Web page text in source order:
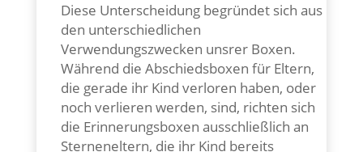
Diese Unterscheidung begründet sich aus
den unterschiedlichen
Verwendungszwecken unsrer Boxen.
Während die Abschiedsboxen für Eltern,
die gerade ihr Kind verloren haben, oder
noch verlieren werden, sind, richten sich
die Erinnerungsboxen ausschließlich an
Sterneneltern, die ihr Kind bereits